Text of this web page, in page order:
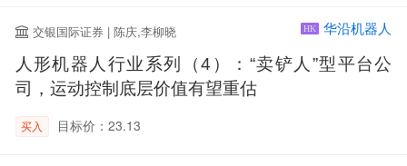
交银国际证券 | 陈庆,李柳晓 HK 华沿机器人
人形机器人行业系列（4）：“卖铲人”型平台公
司，运动控制底层价值有望重估
买入 目标价：23.13